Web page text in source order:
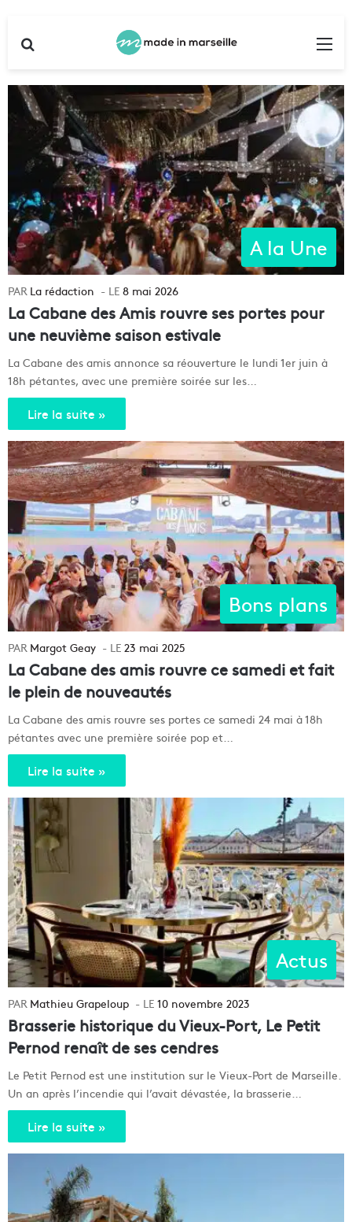
A la Une
La rédaction 8 mai 2026
La Cabane des Amis rouvre ses portes pour
une neuvième saison estivale
La Cabane des amis annonce sa réouverture le lundi 1er juin à
18h pétantes, avec une première soirée sur les…
Lire la suite »
Bons plans
Margot Geay 23 mai 2025
La Cabane des amis rouvre ce samedi et fait
le plein de nouveautés
La Cabane des amis rouvre ses portes ce samedi 24 mai à 18h
pétantes avec une première soirée pop et…
Lire la suite »
Actus
Mathieu Grapeloup 10 novembre 2023
Brasserie historique du Vieux-Port, Le Petit
Pernod renaît de ses cendres
Le Petit Pernod est une institution sur le Vieux-Port de Marseille.
Un an après l’incendie qui l’avait dévastée, la brasserie…
Lire la suite »